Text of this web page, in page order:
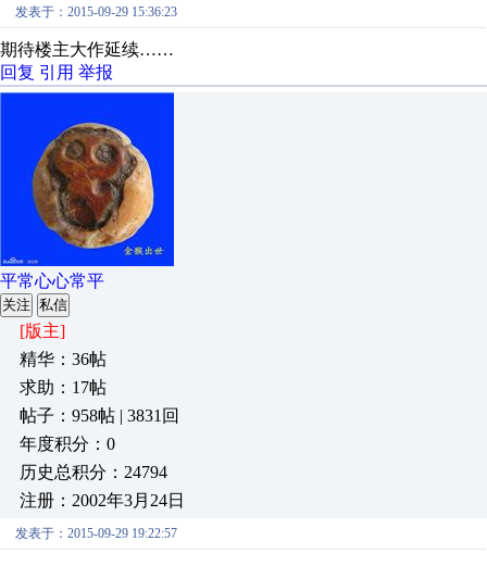
发表于：2015-09-29 15:36:23
期待楼主大作延续……
回复 引用 举报
平常心心常平
关注 私信
[版主]
精华：36帖
求助：17帖
帖子：958帖 | 3831回
年度积分：0
历史总积分：24794
注册：2002年3月24日
发表于：2015-09-29 19:22:57